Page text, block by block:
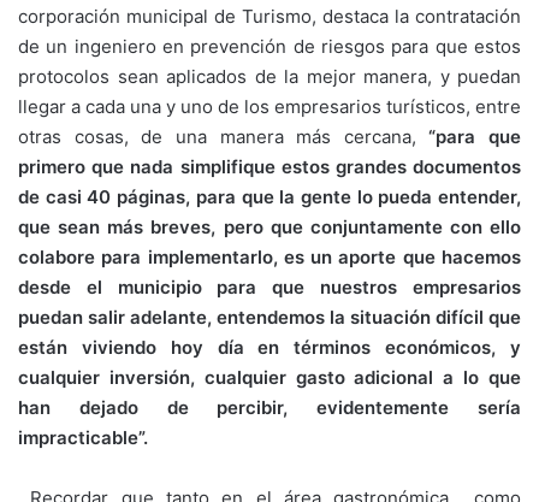
corporación municipal de Turismo, destaca la contratación
de un ingeniero en prevención de riesgos para que estos
protocolos sean aplicados de la mejor manera, y puedan
llegar a cada una y uno de los empresarios turísticos, entre
otras cosas, de una manera más cercana, “para que
primero que nada simplifique estos grandes documentos
de casi 40 páginas, para que la gente lo pueda entender,
que sean más breves, pero que conjuntamente con ello
colabore para implementarlo, es un aporte que hacemos
desde el municipio para que nuestros empresarios
puedan salir adelante, entendemos la situación difícil que
están viviendo hoy día en términos económicos, y
cualquier inversión, cualquier gasto adicional a lo que
han dejado de percibir, evidentemente sería
impracticable”.